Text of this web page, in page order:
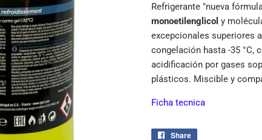
Refrigerante "nueva
monoetilenglicol y
excepcionales superiores
congelación hasta -35 °C,
acidificación por gases
plásticos. Miscible y
Ficha tecnica
Share